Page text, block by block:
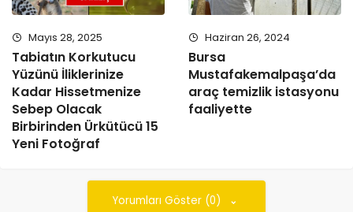
Mayıs 28, 2025
Tabiatın Korkutucu
Yüzünü İliklerinize
Kadar Hissetmenize
Sebep Olacak
Birbirinden Ürkütücü 15
Yeni Fotoğraf
Haziran 26, 2024
Bursa
Mustafakemalpaşa’da
araç temizlik istasyonu
faaliyette
Yorumları Göster (0)